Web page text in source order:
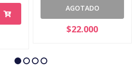
AGOTADO
$22.000